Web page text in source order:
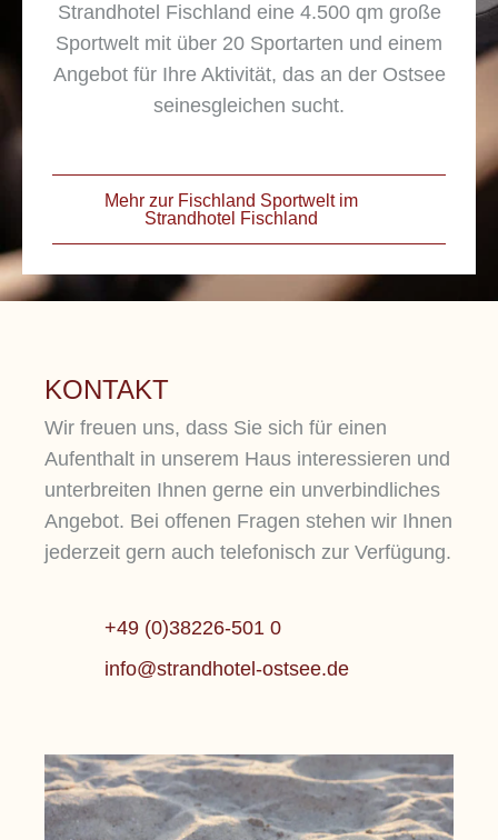
Frühstück an Ihrem Lieblingsplatz, genießen
Sie abends Ihre Verwöhn-Pension, Ihr
Gourmet-Menü oder Ihr À-la-carte-Gericht mit
Blick auf Düne, Meer und Sonnenuntergang.
Strandhotel Fischland eine 4.500 qm große
Sportwelt mit über 20 Sportarten und einem
Angebot für Ihre Aktivität, das an der Ostsee
seinesgleichen sucht.
Mehr zur Fischland Sportwelt im
Strandhotel Fischland
KONTAKT
Wir freuen uns, dass Sie sich für einen
Aufenthalt in unserem Haus interessieren und
unterbreiten Ihnen gerne ein unverbindliches
Angebot. Bei offenen Fragen stehen wir Ihnen
jederzeit gern auch telefonisch zur Verfügung.
+49 (0)38226-501 0
info@strandhotel-ostsee.de